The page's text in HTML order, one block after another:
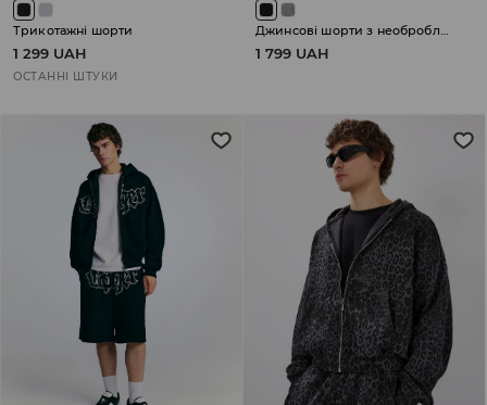
Трикотажні шорти
1 299 UAH
ОСТАННІ ШТУКИ
Джинсові шорти з необробленим нижнім краєм
1 799 UAH